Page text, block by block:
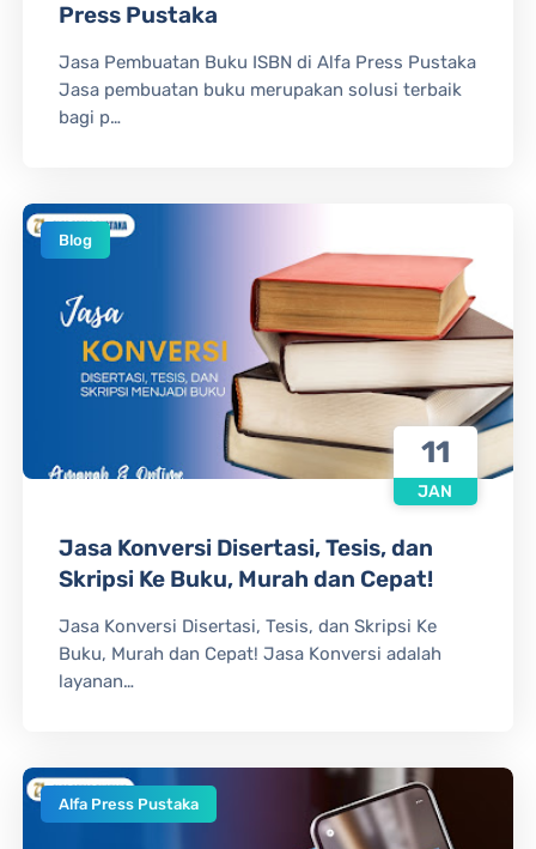
Press Pustaka
Jasa Pembuatan Buku ISBN di Alfa Press Pustaka
Jasa pembuatan buku merupakan solusi terbaik
bagi p…
Blog
11
JAN
Jasa Konversi Disertasi, Tesis, dan
Skripsi Ke Buku, Murah dan Cepat!
Jasa Konversi Disertasi, Tesis, dan Skripsi Ke
Buku, Murah dan Cepat! Jasa Konversi adalah
layanan…
Alfa Press Pustaka